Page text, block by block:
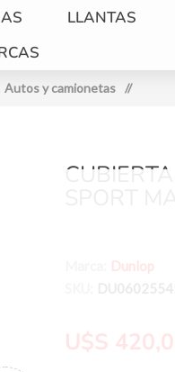
LLANTAS
Autos y camionetas /
Dunlop
U$S